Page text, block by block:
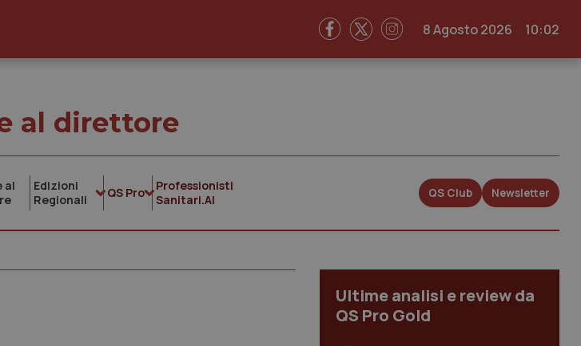
8 Agosto 2026 10:02
al direttore
al
Edizioni
Regionali
QS Pro
Professionisti
Sanitari.AI
QS Club Newsletter
Ultime analisi e review da
QS Pro Gold